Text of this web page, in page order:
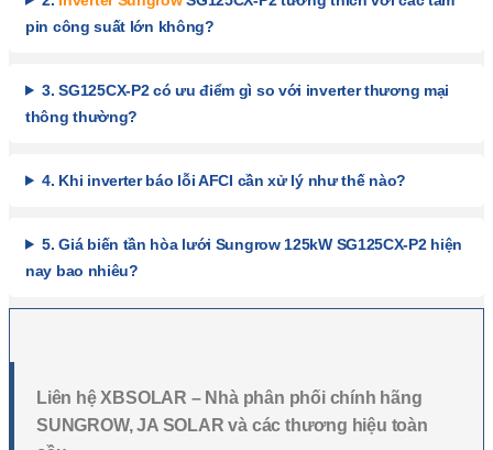
pin công suất lớn không?
3. SG125CX-P2 có ưu điểm gì so với inverter thương mại
thông thường?
4. Khi inverter báo lỗi AFCI cần xử lý như thế nào?
5. Giá biến tần hòa lưới Sungrow 125kW SG125CX-P2 hiện
nay bao nhiêu?
Liên hệ XBSOLAR – Nhà phân phối chính hãng
SUNGROW, JA SOLAR và các thương hiệu toàn